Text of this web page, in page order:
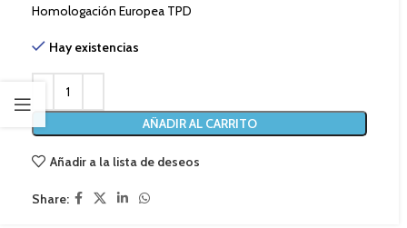
Homologación Europea TPD
Hay existencias
AÑADIR AL CARRITO
Añadir a la lista de deseos
Share: